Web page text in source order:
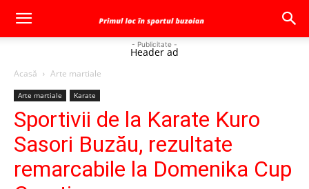
- Publicitate -
Header ad
Acasă Arte martiale
Arte martiale Karate
Sportivii de la Karate Kuro
Sasori Buzău, rezultate
remarcabile la Domenika Cup